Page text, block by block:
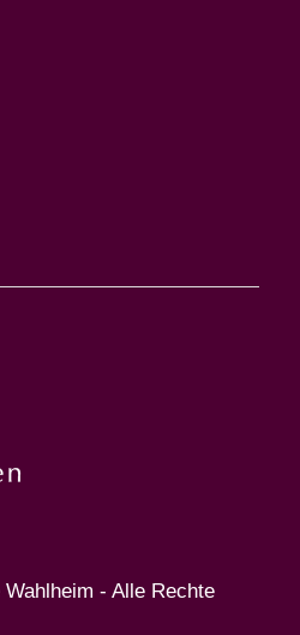
- Alle Rechte